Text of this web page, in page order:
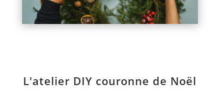
L'atelier DIY couronne de Noël